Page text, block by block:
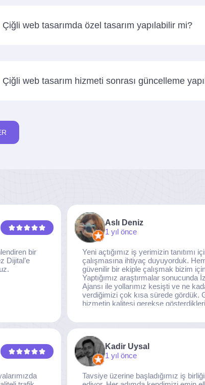
Çiğli web tasarımda özel tasarım yapılabilir mi?
Çiğli web tasarım hizmeti sonrası güncelleme
bir
Dijital’e
Aslı Deniz
1 yıl önce
Yeni açtığımız iş yerimizin tanıtımı
çalışmasına ihtiyaç duyuyorduk.
güvenilir bir ekiple çalışmak bizim
Yaptığımız araştırmalar sonucunda
Ajansı ile yollarımız kesişti ve ne
verdiğimizi çok kısa sürede gördük.
hizmetin kalitesi gerekse
Kaliteden asla taviz vermeyen, her
İzmir Dijital Reklam Ajansı ekibine
ederiz.
Kadir Uysal
1 yıl önce
Tavsiye üzerine başladığımız iş